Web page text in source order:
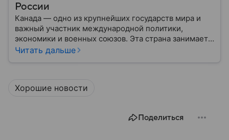
России
Канада — одно из крупнейших государств мира и
важный участник международной политики,
экономики и военных союзов. Эта страна занимает
огромную часть Северной Америки и обладает
Канада на карте мира, какое там политическое
Читать дальше
Хорошие новости
Поделиться